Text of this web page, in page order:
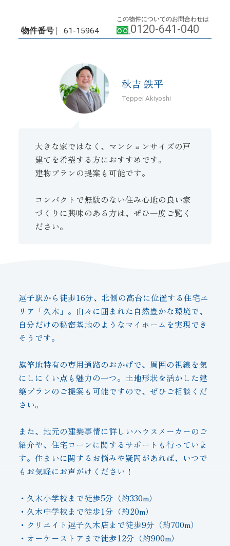
物件番号 61-15964
この物件についてのお問合わせは
0120-641-040
秋吉 鉄平
Teppei Akiyoshi
大きな家ではなく、マンションサイズの戸
建てを希望する方におすすめです。
建物プランの提案も可能です。
コンパクトで無駄のない住み心地の良い家
づくりに興味のある方は、ぜひ一度ご覧く
ださい。
逗子駅から徒歩16分、北側の高台に位置する住宅エ
リア「久木」。山々に囲まれた自然豊かな環境で、
自分だけの秘密基地のようなマイホームを実現でき
そうです。
旗竿地特有の専用通路のおかげで、周囲の視線を気
にしにくい点も魅力の一つ。土地形状を活かした建
築プランのご提案も可能ですので、ぜひご相談くだ
さい。
また、地元の建築事情に詳しいハウスメーカーのご
紹介や、住宅ローンに関するサポートも行っていま
す。住まいに関するお悩みや疑問があれば、いつで
もお気軽にお声がけください！
・久木小学校まで徒歩5分（約330m）
・久木中学校まで徒歩1分（約20m）
・クリエイト逗子久木店まで徒歩9分（約700m）
・オーケーストアまで徒歩12分（約900m）